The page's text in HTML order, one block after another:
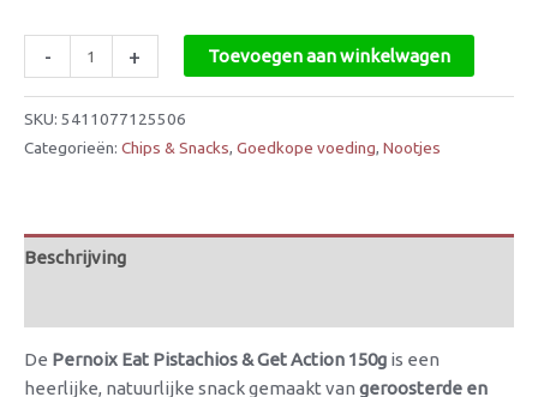
- + Toevoegen aan winkelwagen
SKU: 5411077125506
Categorieën: Chips & Snacks, Goedkope voeding, Nootjes
Beschrijving
De Pernoix Eat Pistachios & Get Action 150g is een
heerlijke, natuurlijke snack gemaakt van geroosterde en